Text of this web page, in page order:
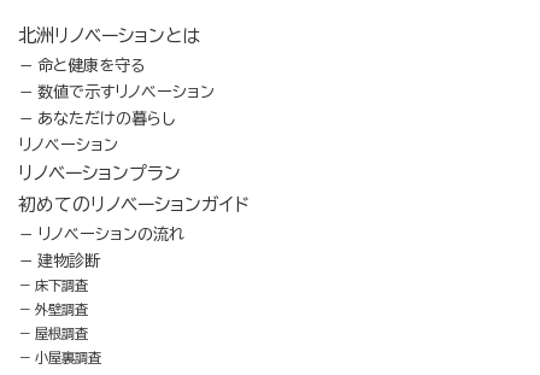
４ 個人情報の利用目的
当社は、以下の目的で個人情報を利用します。
（１）お客様に関する個人情報
【利用目的】
・下記の事業に関し、訪問、ダイレクトメールの発送、電話によ
連した事務手続きを行うため。
ア 建築資材の販売
イ 建設工事業の請負
ウ 宅地の造成
エ 土地付住宅の施工販売
オ 賃貸建物の建設並びに経営及び管理サービス
カ 不動産の売買及び斡旋
キ 建築の内装外装の施工販
ク 住宅の関連商品の販売施工
北洲リノベーションとは
命と健康を守る
数値で示すリノベーション
あなただけの暮らし
リノベーション
リノベーションプラン
初めてのリノベーションガイド
リノベーションの流れ
建物診断
床下調査
外壁調査
屋根調査
小屋裏調査